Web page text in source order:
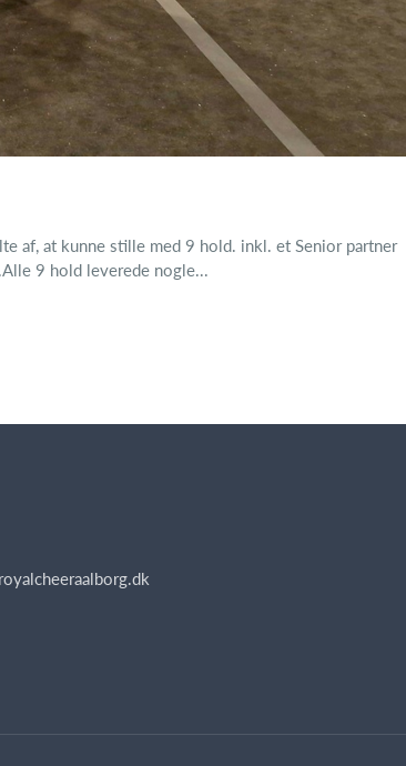
af, at kunne stille med 9 hold. inkl. et Senior partner
9 hold leverede nogle...